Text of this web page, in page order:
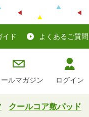
イド よくあるご質問
ールマガジン ログイン
クールコア敷パッド